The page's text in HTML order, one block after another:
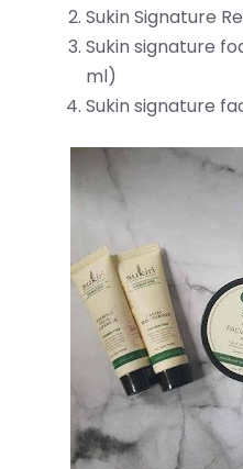
Sukin Signature
Sukin signature
ml)
Sukin signature